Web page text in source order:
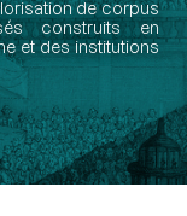
de corpus
construits en
et des institutions